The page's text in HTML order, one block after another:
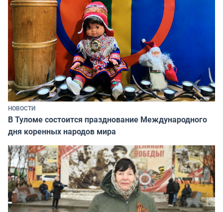
НОВОСТИ
В Туломе состоится празднование Международного
дня коренных народов мира